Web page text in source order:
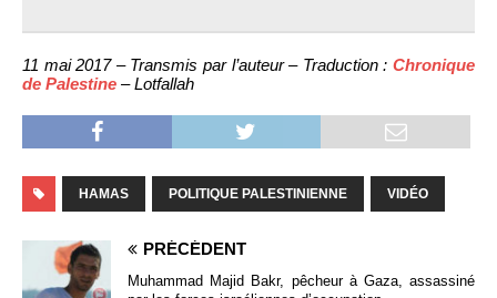
11 mai 2017 – Transmis par l’auteur – Traduction : Chronique
de Palestine – Lotfallah
HAMAS POLITIQUE PALESTINIENNE VIDÉO
PRÉCÉDENT
Muhammad Majid Bakr, pêcheur à Gaza, assassiné